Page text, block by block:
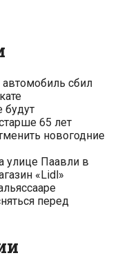
сбил
будут
65 лет
новогодние
улице Паавли в
«Lidl»
перед